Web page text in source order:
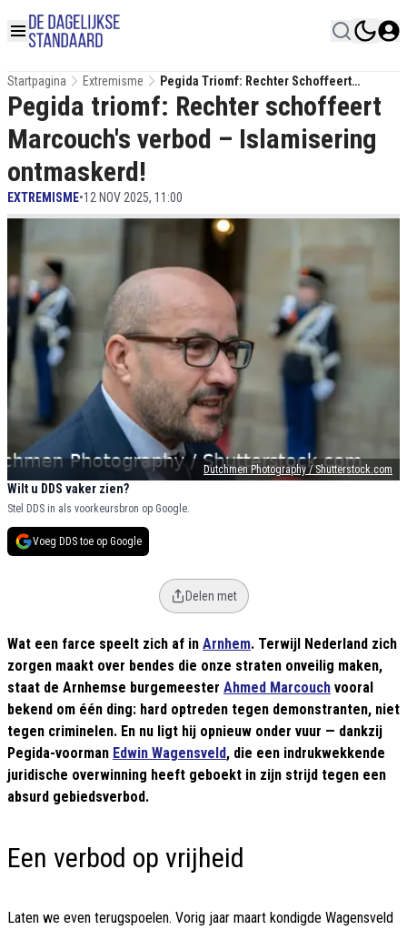
Startpagina Extremisme
Pegida Triomf: Rechter Schoffeert
Marcouch's Verbod – Islamisering
Ontmaskerd!
Dutchmen Photography / Shutterstock.com
Pegida triomf: Rechter schoffeert
Marcouch's verbod – Islamisering
ontmaskerd!
EXTREMISME•12 NOV 2025, 11:00
Wilt u DDS vaker zien?
Stel DDS in als voorkeursbron op Google.
Voeg DDS toe op Google
Delen met
Wat een farce speelt zich af in Arnhem. Terwijl Nederland zich
zorgen maakt over bendes die onze straten onveilig maken,
staat de Arnhemse burgemeester Ahmed Marcouch vooral
bekend om één ding: hard optreden tegen demonstranten, niet
tegen criminelen. En nu ligt hij opnieuw onder vuur — dankzij
Pegida-voorman Edwin Wagensveld, die een indrukwekkende
juridische overwinning heeft geboekt in zijn strijd tegen een
absurd gebiedsverbod.
Een verbod op vrijheid
Laten we even terugspoelen. Vorig jaar maart kondigde Wagensveld